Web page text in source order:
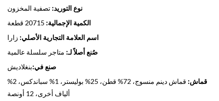
نوع التوريد: تصفية المخزون
الكمية الإجمالية: 20715 قطعة
اسم العلامة التجارية الأصلي: زارا
صُنع أصلاً لـ: متاجر سلسلة عالمية
صنع في:بنغلاديش
قماش:
قماش دينم منسوج، 72% قطن، 25% بوليستر، 1% سباندكس، 2%
ألياف أخرى، 12 أونصة